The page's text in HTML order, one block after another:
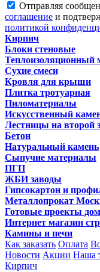
Отправляя
соглашение и
политикой
Кирпич
Блоки стеновые
Теплоизоляционный
Сухие смеси
Кровля для крыши
Плитка тротуарная
Пиломатериалы
Искусственный
Лестницы на второй
Бетон
Натуральный камень
Сыпучие материалы
ПГП
ЖБИ заводы
Гипсокартон и
Металлопрокат
Готовые проекты
Интернет магазин
Камины и печи
Как заказать Оплата
Новости Акции Наша
Кирпич